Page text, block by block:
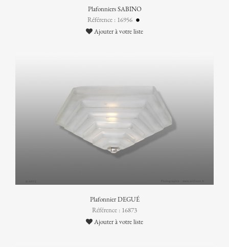
Plafonniers SABINO
Référence : 16956
Ajouter à votre liste
Plafonnier DEGUÉ
Référence : 16873
Ajouter à votre liste